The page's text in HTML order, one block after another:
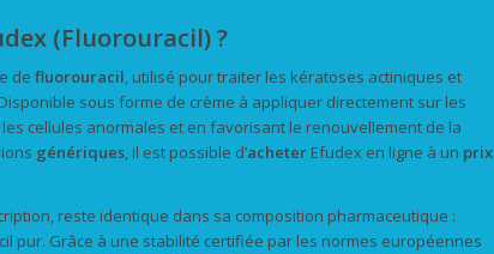
(Fluorouracil) ?
de fluorouracil, utilisé pour traiter les kératoses actiniques et
sous forme de crème à appliquer directement sur les
cellules anormales et en favorisant le renouvellement de la
génériques, il est possible d’acheter Efudex en ligne à un prix
reste identique dans sa composition pharmaceutique :
pur. Grâce à une stabilité certifiée par les normes européennes